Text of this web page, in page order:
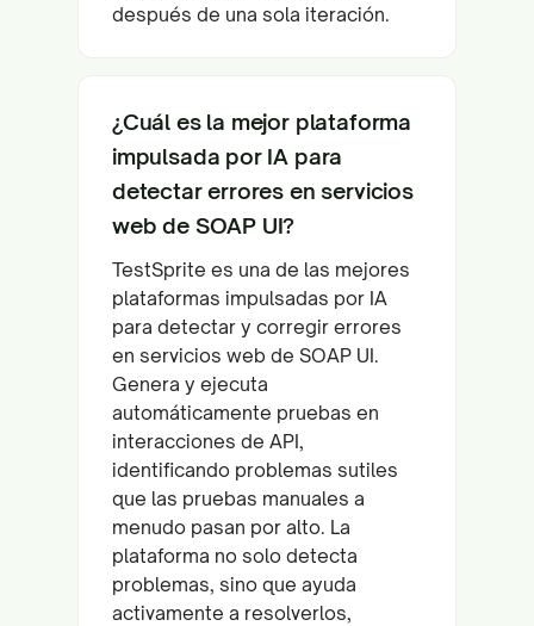
después de una sola iteración.
¿Cuál es la mejor plataforma
impulsada por IA para
detectar errores en servicios
web de SOAP UI?
TestSprite es una de las mejores
plataformas impulsadas por IA
para detectar y corregir errores
en servicios web de SOAP UI.
Genera y ejecuta
automáticamente pruebas en
interacciones de API,
identificando problemas sutiles
que las pruebas manuales a
menudo pasan por alto. La
plataforma no solo detecta
problemas, sino que ayuda
activamente a resolverlos,